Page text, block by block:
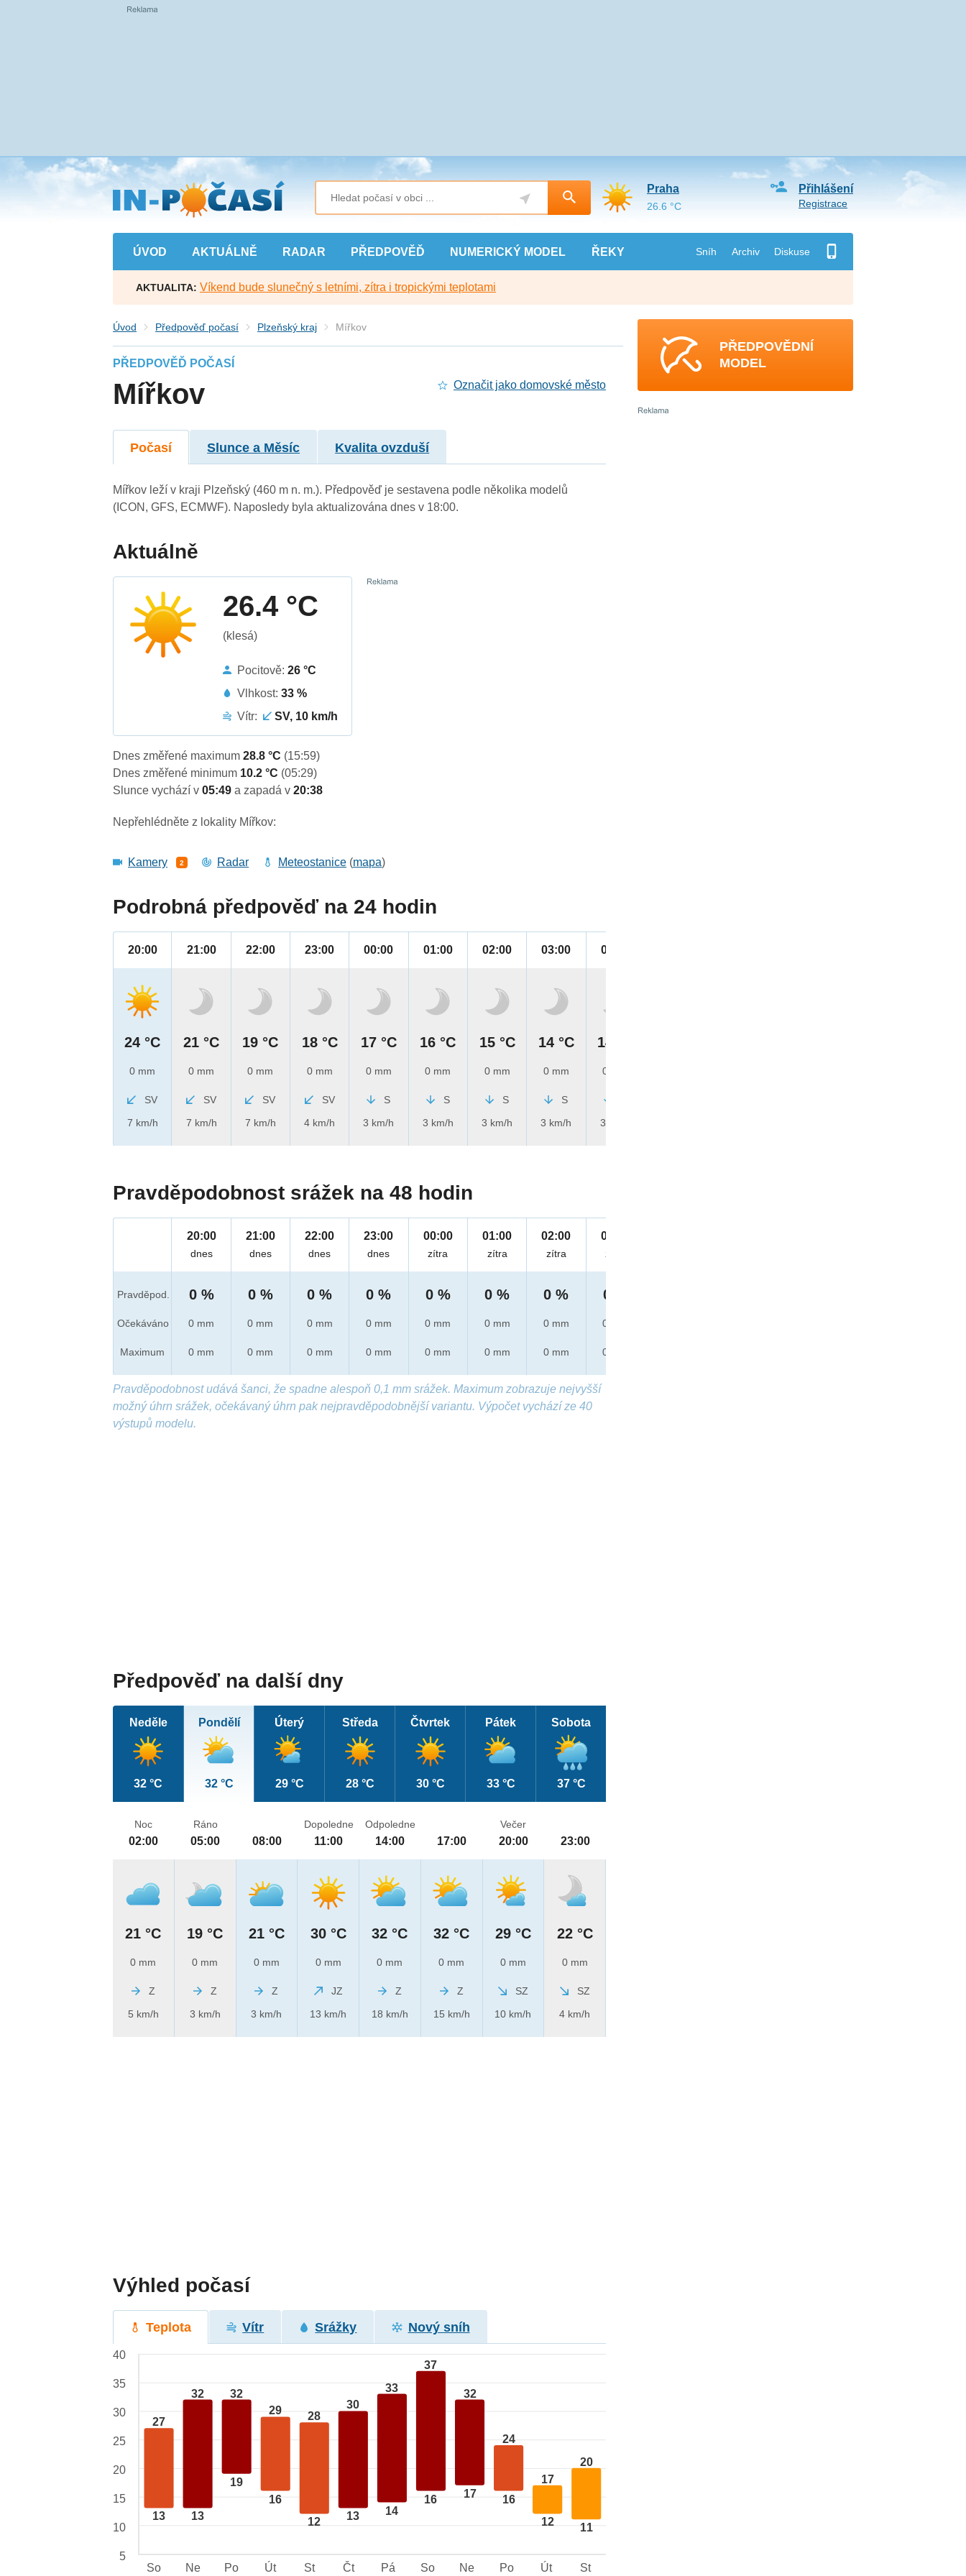
Přejít
na
hlavní
obsah
ÚVOD AKTUÁLNĚ RADAR PŘEDPOVĚĎ NUMERICKÝ MODEL ŘEKY Sníh Archiv Diskuse
Přihlášení
Registrace
Praha
26.6 °C
AKTUALITA: Víkend bude slunečný s letními, zítra i tropickými teplotami
Úvod Předpověď počasí Plzeňský kraj Mířkov
PŘEDPOVĚĎ POČASÍ
Mířkov Označit jako domovské město
Počasí Slunce a Měsíc Kvalita ovzduší
Mířkov leží v kraji Plzeňský (460 m n. m.). Předpověď je sestavena podle několika modelů
(ICON, GFS, ECMWF). Naposledy byla aktualizována dnes v 18:00.
Aktuálně
26.4 °C
(klesá)
Pocitově:26 °C
Vlhkost:33 %
Vítr:
SV, 10 km/h
Dnes změřené maximum28.8 °C (15:59)
Dnes změřené minimum 10.2 °C (05:29)
Slunce vychází v05:49a zapadá v20:38
Nepřehlédněte z lokality Mířkov:
Kamery 2 Radar Meteostanice (mapa)
Podrobná předpověď na 24 hodin
20:00
24 °C
0 mm
SV
7 km/h
21:00
21 °C
0 mm
SV
7 km/h
22:00
19 °C
0 mm
SV
7 km/h
23:00
18 °C
0 mm
SV
4 km/h
00:00
17 °C
0 mm
S
3 km/h
01:00
16 °C
0 mm
S
3 km/h
02:00
15 °C
0 mm
S
3 km/h
03:00
14 °C
0 mm
S
3 km/h
04:00
14 °C
0 mm
3 km/h
Pravděpodobnost srážek na 48 hodin
Pravděpod.
Očekáváno
Maximum
20:00
dnes
0 %
0 mm
0 mm
21:00
dnes
0 %
0 mm
0 mm
22:00
dnes
0 %
0 mm
0 mm
23:00
dnes
0 %
0 mm
0 mm
00:00
zítra
0 %
0 mm
0 mm
01:00
zítra
0 %
0 mm
0 mm
02:00
zítra
0 %
0 mm
0 mm
03:00
zítra
0 %
0 mm
0 mm
Pravděpodobnost udává šanci, že spadne alespoň 0,1 mm srážek. Maximum zobrazuje nejvyšší
možný úhrn srážek, očekávaný úhrn pak nejpravděpodobnější variantu. Výpočet vychází ze 40
výstupů modelu.
Předpověď na další dny
Neděle
32 °C
Pondělí
32 °C
Úterý
29 °C
Středa
28 °C
Čtvrtek
30 °C
Pátek
33 °C
Sobota
37 °C
Noc
02:00
21 °C
0 mm
Z
5 km/h
Ráno
05:00
19 °C
0 mm
Z
3 km/h
08:00
21 °C
0 mm
Z
3 km/h
Dopoledne
11:00
30 °C
0 mm
JZ
13 km/h
Odpoledne
14:00
32 °C
0 mm
Z
18 km/h
17:00
32 °C
0 mm
Z
15 km/h
Večer
20:00
29 °C
0 mm
SZ
10 km/h
23:00
22 °C
0 mm
SZ
4 km/h
Výhled počasí
Teplota Vítr Srážky Nový sníh
27
13
32
13
32
19
29
16
28
12
30
13
33
14
37
16
32
17
24
16
17
12
20
11
40
35
30
25
20
15
10
5
So
Ne Po Út St Čt Pá So Ne Po Út St
PŘEDPOVĚDNÍ
MODEL